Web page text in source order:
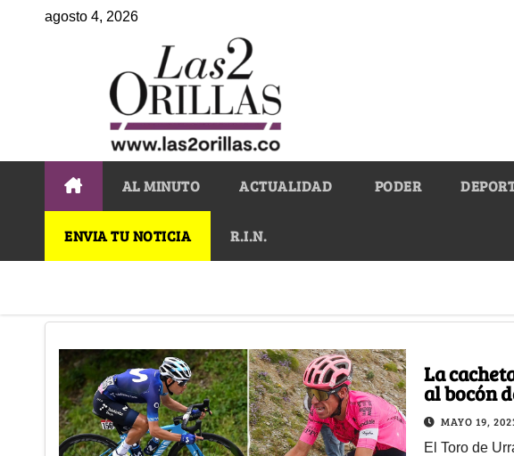
agosto 4, 2026
AL MINUTO ACTUALIDAD PODER
ENVIA TU NOTICIA R.I.N.
La
al bocón
MAYO 19,
El Toro de